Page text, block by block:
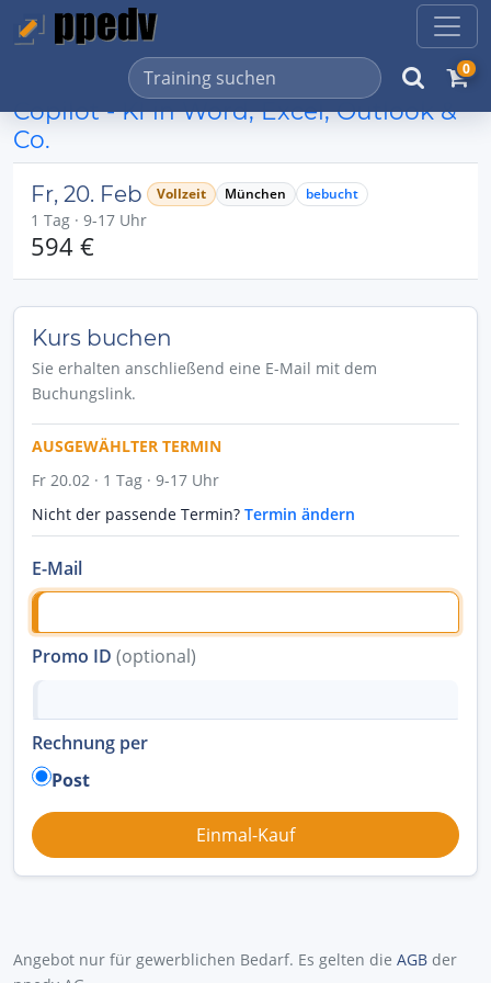
0
Copilot - KI in Word, Excel, Outlook &
Co.
Fr, 20. Feb Vollzeit München bebucht
1 Tag · 9-17 Uhr
594 €
Kurs buchen
Sie erhalten anschließend eine E-Mail mit dem
Buchungslink.
AUSGEWÄHLTER TERMIN
Fr 20.02 · 1 Tag · 9-17 Uhr
Nicht der passende Termin? Termin ändern
E-Mail
Promo ID (optional)
Rechnung per
Post
Angebot nur für gewerblichen Bedarf. Es gelten die AGB der